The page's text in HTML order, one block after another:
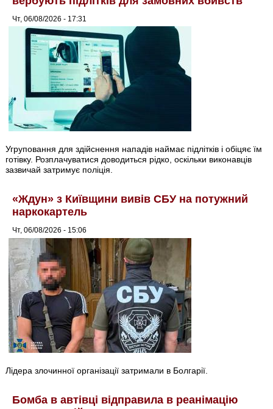
Чт, 06/08/2026 - 17:31
Угруповання для здійснення нападів наймає підлітків і обіцяє їм
готівку. Розплачуватися доводиться рідко, оскільки виконавців
зазвичай затримує поліція.
«Ждун» з Київщини вивів СБУ на потужний
наркокартель
Чт, 06/08/2026 - 15:06
Лідера злочинної організації затримали в Болгарії.
Бомба в автівці відправила в реанімацію